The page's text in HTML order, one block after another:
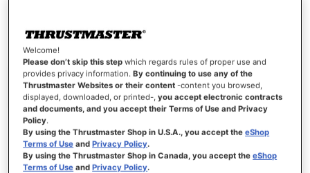
Mostrar palavra-passe
INICIAR SESSÃO
Esqueceu-se da Palavra-passe?
Welcome!
Please don’t skip this step which regards rules of proper use and
provides privacy information.By continuing to use any of the
Thrustmaster Websites or their content -content you browsed,
displayed, downloaded, or printed-,you accept electronic contracts
and documents, and you accept their Terms of Use and Privacy
Policy.
By using the Thrustmaster Shop in U.S.A., you accept theeShop
Terms of Use andPrivacy Policy.
By using the Thrustmaster Shop in Canada, you accept theeShop
Terms of Use andPrivacy Policy.